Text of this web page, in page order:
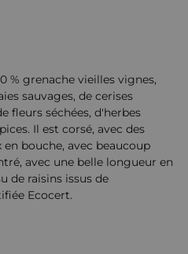
% grenache vieilles vignes,
sauvages, de cerises
fleurs séchées, d'herbes
Il est corsé, avec des
bouche, avec beaucoup
avec une belle longueur en
de raisins issus de
Ecocert.